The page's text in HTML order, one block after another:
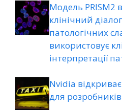
Модель PRISM2
клінічний
патологічних
використовує
інтерпретації
Nvidia
для розробників